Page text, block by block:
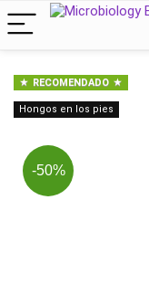
RECOMENDADO
Hongos en los pies
-50%